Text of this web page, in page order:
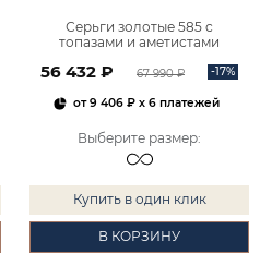
Серьги золотые 585 с
топазами и аметистами
56 432 ₽ 67 990 ₽ -17%
от9 406 ₽x 6 платежей
Выберите размер:
Купить в один клик
В КОРЗИНУ